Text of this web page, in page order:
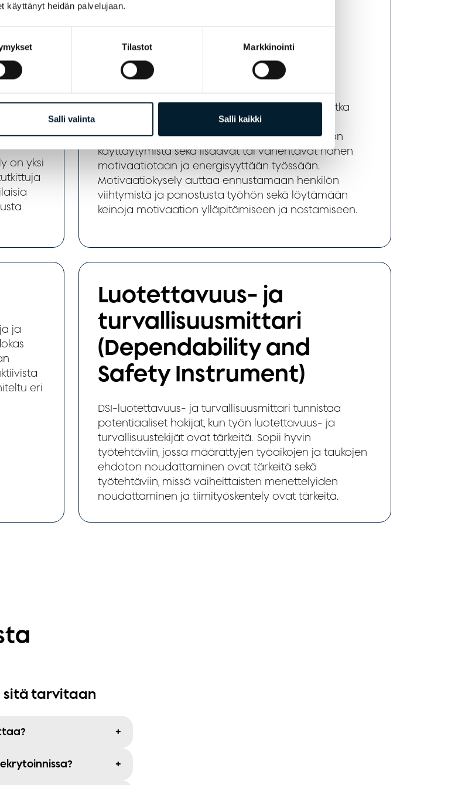
käyttänyt heidän palvelujaan.
Tilastot Markkinointi
Salli valinta Salli kaikki
on yksi
Motivaatiokysely
(Motivation
questionnaire)
Motivaatiokysely mittaa 18 motivaatiotekijää, jotka
vaikuttavat henkilön työsuoritukseen. Kyselyllä
arvioidaan niitä tekijöitä, jotka ohjaavat henkilön
käyttäytymistä sekä lisäävät tai vähentävät hänen
motivaatiotaan ja energisyyttään työssään.
Motivaatiokysely auttaa ennustamaan henkilön
viihtymistä ja panostusta työhön sekä löytämään
keinoja motivaation ylläpitämiseen ja nostamiseen.
ja
eri
Luotettavuus- ja
turvallisuusmittari
(Dependability and
Safety Instrument)
DSI-luotettavuus- ja turvallisuusmittari tunnistaa
potentiaaliset hakijat, kun työn luotettavuus- ja
turvallisuustekijät ovat tärkeitä. Sopii hyvin
työtehtäviin, jossa määrättyjen työaikojen ja taukojen
ehdoton noudattaminen ovat tärkeitä sekä
työtehtäviin, missä vaiheittaisten menettelyiden
noudattaminen ja tiimityöskentely ovat tärkeitä.
sitä tarvitaan